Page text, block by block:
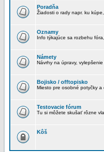
Poradňa
Žiadosti o rady napr. ku
Oznamy
Info týkajúce sa rozbehu
Námety
Návrhy na úpravy,
Bojisko / offtopisko
Miesto pre osobné potyčky a
Testovacie fórum
Tu si môžete skušať rôzne
Kôš